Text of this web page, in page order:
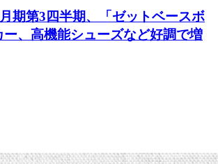
期第3四半期、「ゼットベースボ
ー、高機能シューズなど好調で増